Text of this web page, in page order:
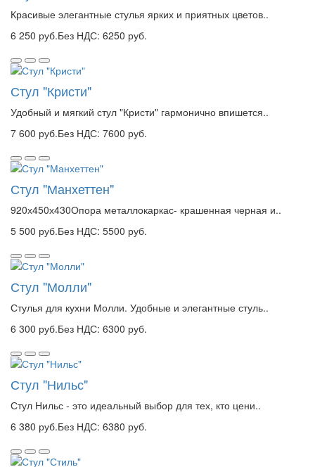
Красивые элегантные стулья ярких и приятных цветов..
6 250 руб.Без НДС: 6250 руб.
Стул "Кристи"
Удобный и мягкий стул "Кристи" гармонично впишется..
7 600 руб.Без НДС: 7600 руб.
Стул "Манхеттен"
920х450х430Опора металлокаркас- крашенная черная и..
5 500 руб.Без НДС: 5500 руб.
Стул "Молли"
Стулья для кухни Молли. Удобные и элегантные стуль..
6 300 руб.Без НДС: 6300 руб.
Стул "Нильс"
Стул Нильс - это идеальный выбор для тех, кто цени..
6 380 руб.Без НДС: 6380 руб.